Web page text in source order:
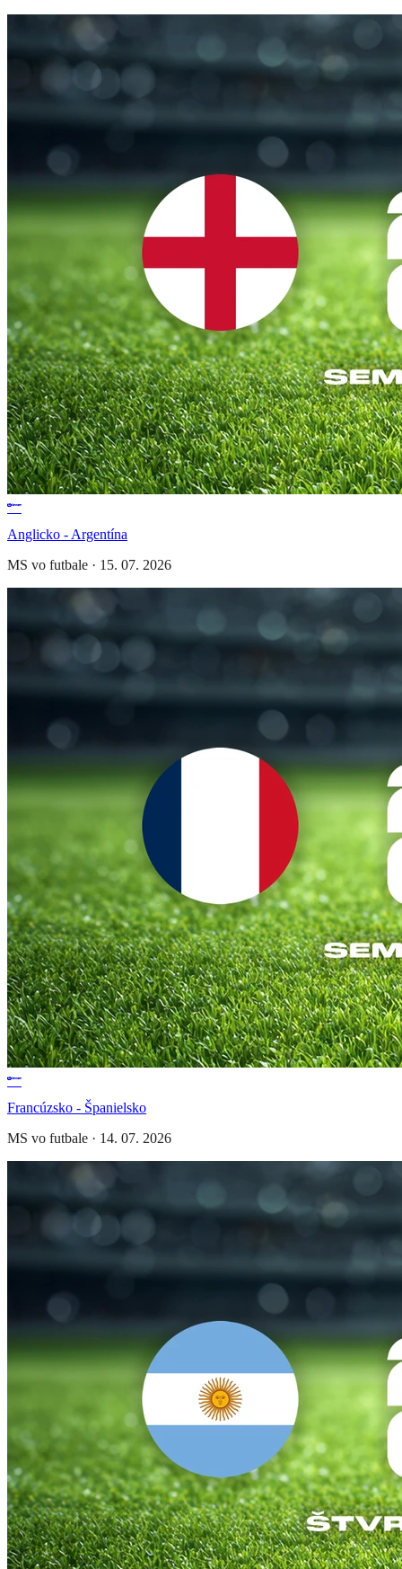
Anglicko - Argentína
MS vo futbale · 15. 07. 2026
Francúzsko - Španielsko
MS vo futbale · 14. 07. 2026